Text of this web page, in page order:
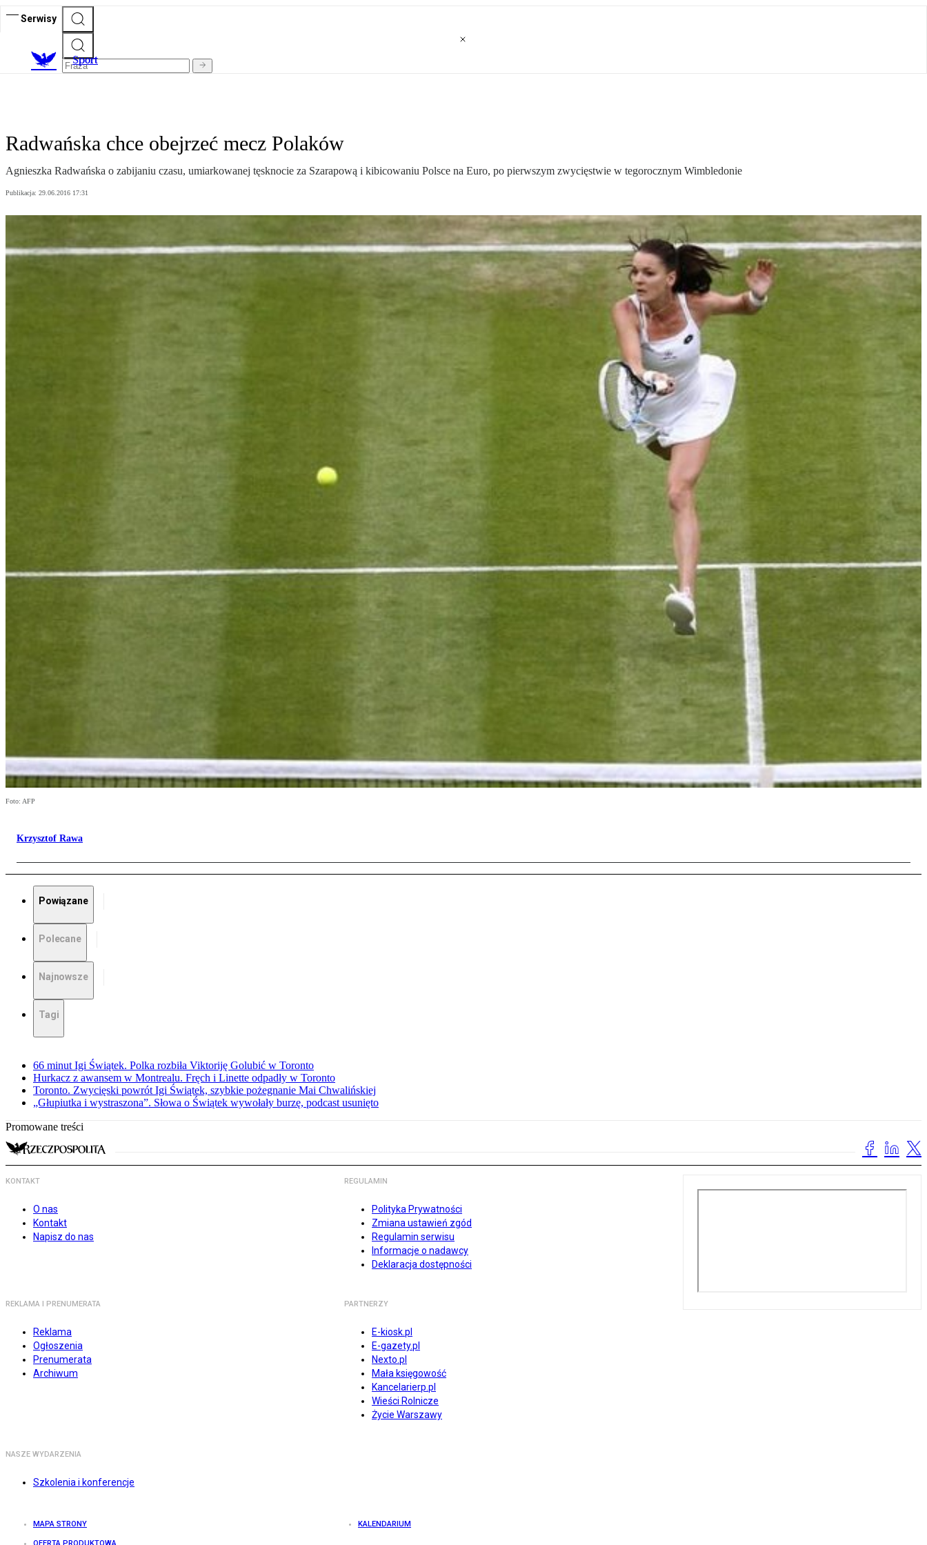
Serwisy
Sport
Radwańska chce obejrzeć mecz Polaków
Agnieszka Radwańska o zabijaniu czasu, umiarkowanej tęsknocie za Szarapową i kibicowaniu Polsce na Euro, po pierwszym zwycięstwie w tegorocznym Wimbledonie
Publikacja: 29.06.2016 17:31
Foto: AFP
Krzysztof Rawa
Powiązane
Polecane
Najnowsze
Tagi
66 minut Igi Świątek. Polka rozbiła Viktoriję Golubić w Toronto
Hurkacz z awansem w Montrealu. Fręch i Linette odpadły w Toronto
Toronto. Zwycięski powrót Igi Świątek, szybkie pożegnanie Mai Chwalińskiej
„Głupiutka i wystraszona”. Słowa o Świątek wywołały burzę, podcast usunięto
Promowane treści
KONTAKT
O nas
Kontakt
Napisz do nas
REGULAMIN
Polityka Prywatności
Zmiana ustawień zgód
Regulamin serwisu
Informacje o nadawcy
Deklaracja dostępności
REKLAMA I PRENUMERATA
Reklama
Ogłoszenia
Prenumerata
Archiwum
PARTNERZY
E-kiosk.pl
E-gazety.pl
Nexto.pl
Mała księgowość
Kancelarierp.pl
Wieści Rolnicze
Życie Warszawy
NASZE WYDARZENIA
Szkolenia i konferencje
MAPA STRONY KALENDARIUM